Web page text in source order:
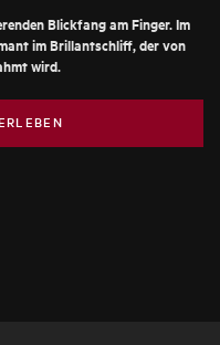
Blickfang am Finger. Im
im Brillantschliff, der von
wird.